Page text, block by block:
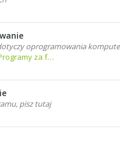
oprogramowania
Programy za free
pisz tutaj